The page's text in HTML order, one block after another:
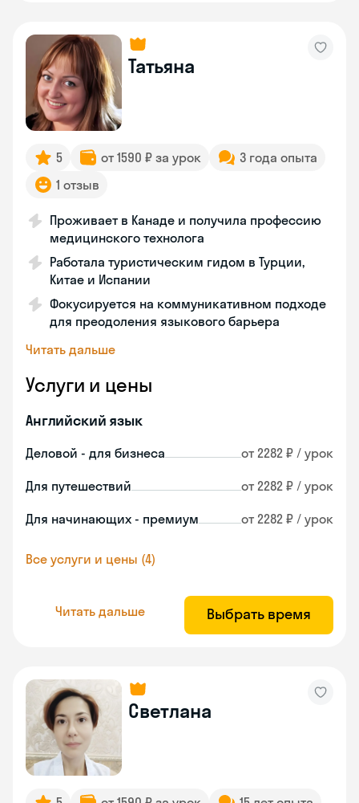
Татьяна
5 от 1590 ₽ за урок
3 года опыта
1 отзыв
Проживает в Канаде и получила профессию
медицинского технолога
Работала туристическим гидом в Турции,
Китае и Испании
Фокусируется на коммуникативном подходе
для преодоления языкового барьера
Читать дальше
Услуги и цены
Английский язык
Деловой - для бизнеса от 2282 ₽ / урок
Для путешествий от 2282 ₽ / урок
Для начинающих - премиум от 2282 ₽ / урок
Все услуги и цены (4)
Читать дальше Выбрать время
Светлана